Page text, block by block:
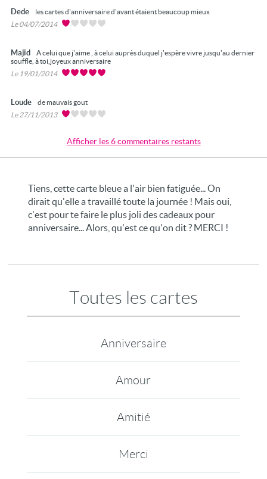
Dede
les cartes d'anniversaire d'avant étaient beaucoup mieux
Le 04/07/2014
Majid
A celui que j'aime , à celui auprès duquel j'espère vivre jusqu'au dernier
souffle, à toi,joyeux anniversaire
Le 19/01/2014
Loude
de mauvais gout
Le 27/11/2013
Afficher les 6 commentaires restants
Tiens, cette carte bleue a l'air bien fatiguée... On
dirait qu'elle a travaillé toute la journée ! Mais oui,
c'est pour te faire le plus joli des cadeaux pour
anniversaire... Alors, qu'est ce qu'on dit ? MERCI !
Toutes les cartes
Anniversaire
Amour
Amitié
Merci